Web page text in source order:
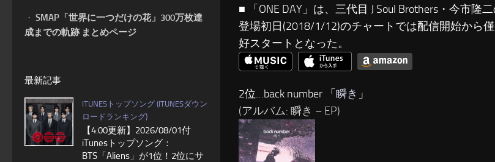
■ 「ONE DAY」は、三代目 J Soul Brothers・今市隆
登場初日(2018/1/12)のチャートでは配信開始から
好スタートとなった。
2位…back number 「 瞬き 」
(アルバム: 瞬き – EP)
・ SMAP「世界に一つだけの花」300万枚達
成までの軌跡 まとめページ
最新記事
ITUNESトップソング (ITUNESダウン
ロードランキング)
【4:00更新】2026/08/01付
iTunesトップソング：
BTS「Aliens」が1位！2位にサ